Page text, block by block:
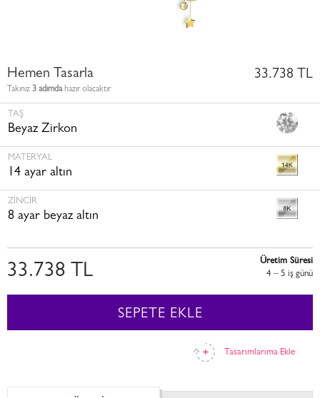
Hemen Tasarla
Takınız 3 adımdahazır olacaktır
33.738 TL
TAŞ
Beyaz Zirkon
MATERYAL
14 ayar altın
ZINCIR
8 ayar beyaz altın
Tasarımlarıma Ekle
33.738 TL
Üretim Süresi
4 – 5 i̇ş günü
SEPETE EKLE